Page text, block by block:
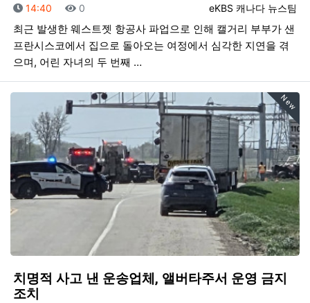
등록자
eKBS 캐나다 뉴스팀
등록일
14:40 조회
0
최근 발생한 웨스트젯 항공사 파업으로 인해 캘거리 부부가 샌
프란시스코에서 집으로 돌아오는 여정에서 심각한 지연을 겪
으며, 어린 자녀의 두 번째 …
New
치명적 사고 낸 운송업체, 앨버타주서 운영 금지
조치